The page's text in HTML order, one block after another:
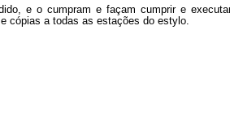
e o cumpram e façam cumprir e
cópias a todas as estações do estylo.